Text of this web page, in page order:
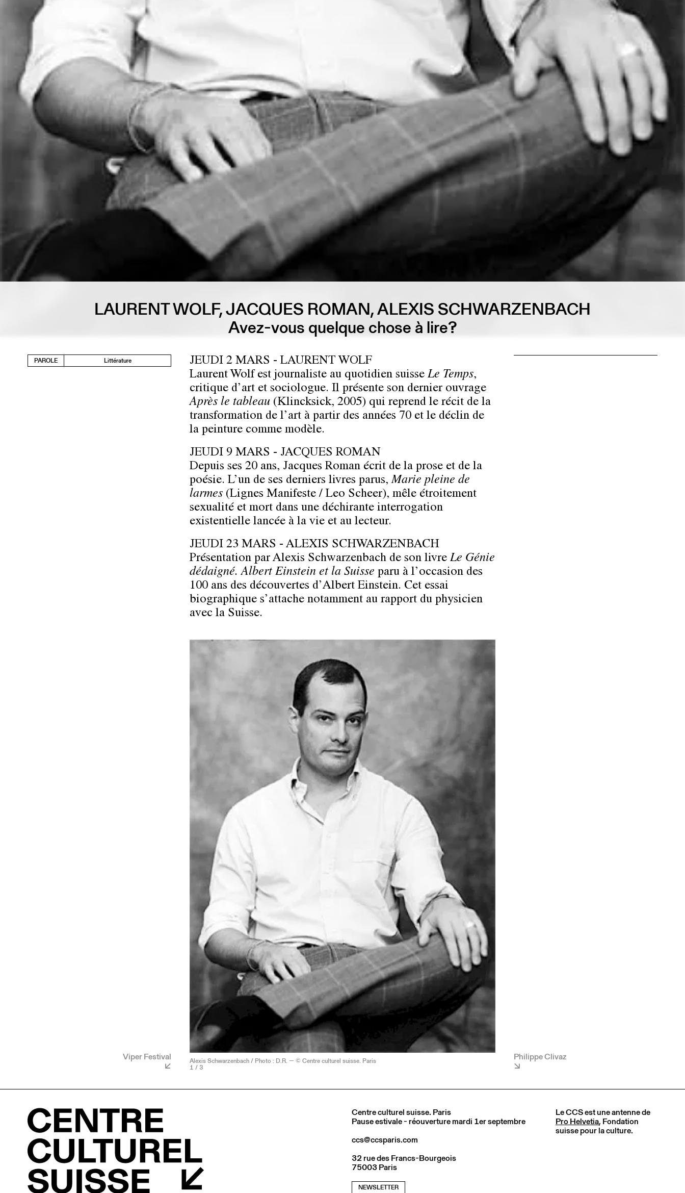
LAURENT WOLF, JACQUES ROMAN, ALEXIS SCHWARZENBACH
Avez-vous quelque chose à lire?
PAROLE Littérature
Viper Festival
JEUDI 2 MARS - LAURENT WOLF
Laurent Wolf est journaliste au quotidien suisse Le Temps,
critique d’art et sociologue. Il présente son dernier ouvrage
Après le tableau (Klincksick, 2005) qui reprend le récit de la
transformation de l’art à partir des années 70 et le déclin de
la peinture comme modèle.
JEUDI 9 MARS - JACQUES ROMAN
Depuis ses 20 ans, Jacques Roman écrit de la prose et de la
poésie. L’un de ses derniers livres parus,Marie pleine de
larmes (Lignes Manifeste / Leo Scheer), mêle étroitement
sexualité et mort dans une déchirante interrogation
existentielle lancée à la vie et au lecteur.
JEUDI 23 MARS - ALEXIS SCHWARZENBACH
Présentation par Alexis Schwarzenbach de son livre Le Génie
dédaigné. Albert Einstein et la Suisse paru à l’occasion des
100 ans des découvertes d’Albert Einstein. Cet essai
biographique s’attache notamment au rapport du physicien
avec la Suisse.
Alexis Schwarzenbach / Photo : D.R. — © Centre culturel suisse. Paris
1 / 3
Philippe Clivaz
Centre culturel suisse. Paris
Pause estivale - réouverture mardi 1er septembre
ccs@ccsparis.com
32 rue des Francs-Bourgeois
75003 Paris
NEWSLETTER
Le CCS est une antenne de
Pro Helvetia, Fondation
suisse pour la culture.